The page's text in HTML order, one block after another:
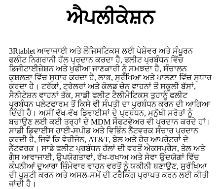
ਐਪਲੀਕੇਸ਼ਨ
3Rtablet ਆਵਾਜਾਈ ਅਤੇ ਲੌਜਿਸਟਿਕਸ ਲਈ ਪੇਸ਼ੇਵਰ ਅਤੇ ਸੰਪੂਰਨ
ਫਲੀਟ ਨਿਗਰਾਨੀ ਹੱਲ ਪ੍ਰਦਾਨ ਕਰਦਾ ਹੈ, ਫਲੀਟ ਪ੍ਰਬੰਧਨ ਵਿੱਚ
ਡਿਜੀਟਾਈਜ਼ੇਸ਼ਨ ਅਤੇ ਖੁਫੀਆ ਜਾਣਕਾਰੀ ਨੂੰ ਸਮਝਦਾ ਹੈ, ਸੰਚਾਲਨ
ਕੁਸ਼ਲਤਾ ਵਿੱਚ ਸੁਧਾਰ ਕਰਦਾ ਹੈ, ਲਾਭ, ਸੁਰੱਖਿਆ ਅਤੇ ਪਾਲਣਾ ਵਿੱਚ ਸੁਧਾਰ
ਕਰਦਾ ਹੈ। ਟਰੱਕਾਂ, ਟ੍ਰੇਲਰਾਂ ਅਤੇ ਕੋਲਡ ਚੇਨ ਵਾਹਨਾਂ ਤੋਂ ਸਕੂਲੀ ਬੱਸਾਂ,
ਸੈਨੀਟੇਸ਼ਨ ਵਾਹਨਾਂ ਤੱਕ, ਸਾਡੀ ਫਲੀਟ ਟੈਲੀਮੈਟਿਕਸ ਤੁਹਾਨੂੰ ਫਲੀਟ
ਪ੍ਰਬੰਧਨ ਪਲੇਟਫਾਰਮ ਤੋਂ ਕਿਸੇ ਵੀ ਸੰਪਤੀ ਦਾ ਪ੍ਰਬੰਧਨ ਕਰਨ ਦੀ ਆਗਿਆ
ਦਿੰਦੀ ਹੈ। ਅਸੀਂ ਵੱਖ-ਵੱਖ ਡਿਵਾਈਸਾਂ ਦੇ ਪ੍ਰਬੰਧਨ, ਮਨੁੱਖੀ ਸਰੋਤਾਂ ਨੂੰ
ਬਚਾਉਣ ਲਈ ਕਈ ਤਰ੍ਹਾਂ ਦੇ MDM ਸੌਫਟਵੇਅਰ ਵੀ ਪ੍ਰਦਾਨ ਕਰਦੇ ਹਾਂ।
ਸਾਡੀ ਡਿਵਾਈਸ ਹਾਈ-ਸਪੀਡ ਅਤੇ ਵਿਭਿੰਨ ਨੈੱਟਵਰਕ ਸੰਚਾਰ ਪ੍ਰਦਾਨ
ਕਰਦੀ ਹੈ, ਜਿਵੇਂ ਕਿ ਵੇਰੀਜੋਨ, AT&T, ਬੇਲ ਅਤੇ ਹੋਰ ਆਪਰੇਟਰਾਂ ਦੇ
ਨੈੱਟਵਰਕ। ਸਾਡੇ ਫਲੀਟ ਪ੍ਰਬੰਧਨ ਹੱਲਾਂ ਦੀ ਵਰਤੋਂ ਐਕਸਪ੍ਰੈਸ, ਤੇਲ ਅਤੇ
ਗੈਸ ਆਵਾਜਾਈ, ਉਪਯੋਗਤਾਵਾਂ, ਰੱਖ-ਰਖਾਅ ਅਤੇ ਸੇਵਾ ਉਦਯੋਗਾਂ ਵਿੱਚ
ਕੰਪਨੀਆਂ ਦੁਆਰਾ ਜ਼ਿੰਮੇਵਾਰ ਵਾਹਨ ਵਰਤੋਂ ਨੂੰ ਯਕੀਨੀ ਬਣਾਉਣ, ਸੁਰੱਖਿਆ
ਦੀ ਪੁਸ਼ਟੀ ਕਰਨ ਅਤੇ ਅਸਲ-ਸਮੇਂ ਦੀ ਟਰੈਕਿੰਗ ਪ੍ਰਾਪਤ ਕਰਨ ਲਈ ਕੀਤੀ
ਜਾਂਦੀ ਹੈ।